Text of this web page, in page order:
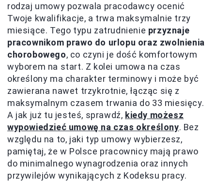
rodzaj umowy pozwala pracodawcy ocenić
Twoje kwalifikacje, a trwa maksymalnie trzy
miesiące. Tego typu zatrudnienie przyznaje
pracownikom prawo do urlopu oraz zwolnienia
chorobowego, co czyni je dość komfortowym
wyborem na start. Z kolei umowa na czas
określony ma charakter terminowy i może być
zawierana nawet trzykrotnie, łącząc się z
maksymalnym czasem trwania do 33 miesięcy.
A jak już tu jesteś, sprawdź, kiedy możesz
wypowiedzieć umowę na czas określony. Bez
względu na to, jaki typ umowy wybierzesz,
pamiętaj, że w Polsce pracownicy mają prawo
do minimalnego wynagrodzenia oraz innych
przywilejów wynikających z Kodeksu pracy.